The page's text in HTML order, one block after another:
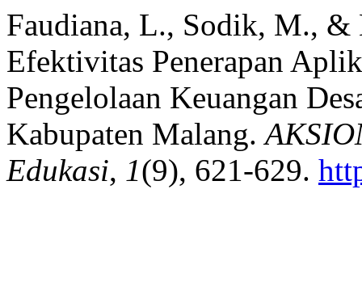
Faudiana, L., Sodik, M., &
Efektivitas Penerapan
Pengelolaan Keuangan
Kabupaten Malang.
Edukasi, 1(9), 621-629.